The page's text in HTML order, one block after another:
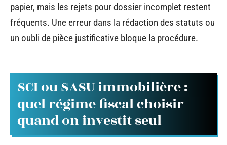
papier, mais les rejets pour dossier incomplet restent
fréquents. Une erreur dans la rédaction des statuts ou
un oubli de pièce justificative bloque la procédure.
SCI ou SASU immobilière :
quel régime fiscal choisir
quand on investit seul